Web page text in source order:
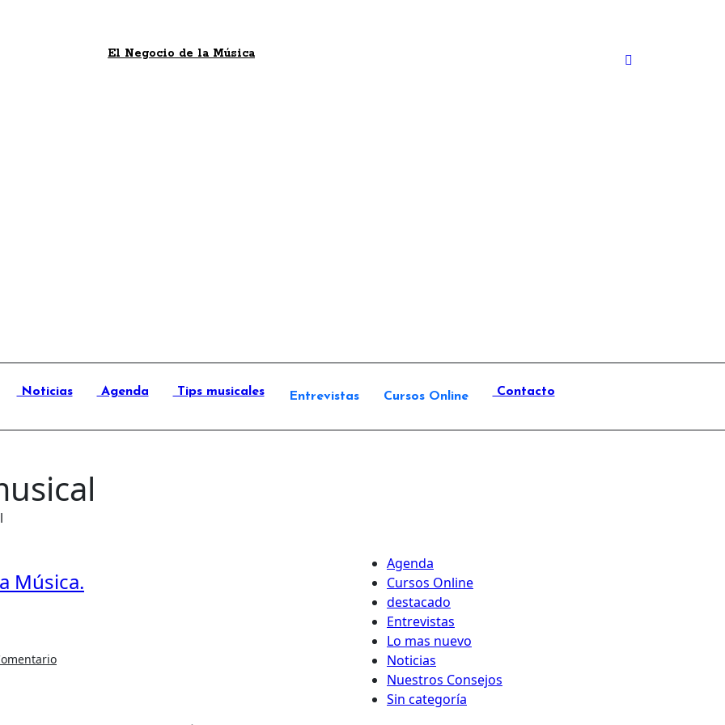
El Negocio de la Música
Noticias Agenda Tips musicales Entrevistas Cursos Online Contacto
Música.
Agenda
Cursos Online
destacado
Entrevistas
Lo mas nuevo
Noticias
Nuestros Consejos
Sin categoría